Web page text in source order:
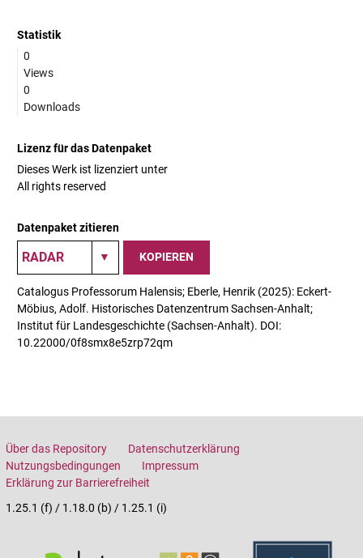
Statistik
0
Views
0
Downloads
Lizenz für das Datenpaket
Dieses Werk ist lizenziert unter
All rights reserved
Datenpaket zitieren
KOPIEREN
Catalogus Professorum Halensis; Eberle, Henrik (2025): Eckert-
Möbius, Adolf. Historisches Datenzentrum Sachsen-Anhalt;
Institut für Landesgeschichte (Sachsen-Anhalt). DOI:
10.22000/0f8smx8e5zrp72qm
Über das Repository
Datenschutzerklärung
Nutzungsbedingungen
Impressum
Erklärung zur Barrierefreiheit
1.25.1 (f) / 1.18.0 (b) / 1.25.1 (i)